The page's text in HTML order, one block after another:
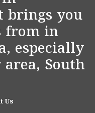
brings you
from in
especially
South
Us